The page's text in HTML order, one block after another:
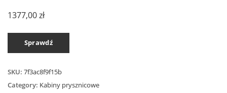
1377,00zł
Sprawdź
SKU: 7f3ac8f9f15b
Category: Kabiny prysznicowe